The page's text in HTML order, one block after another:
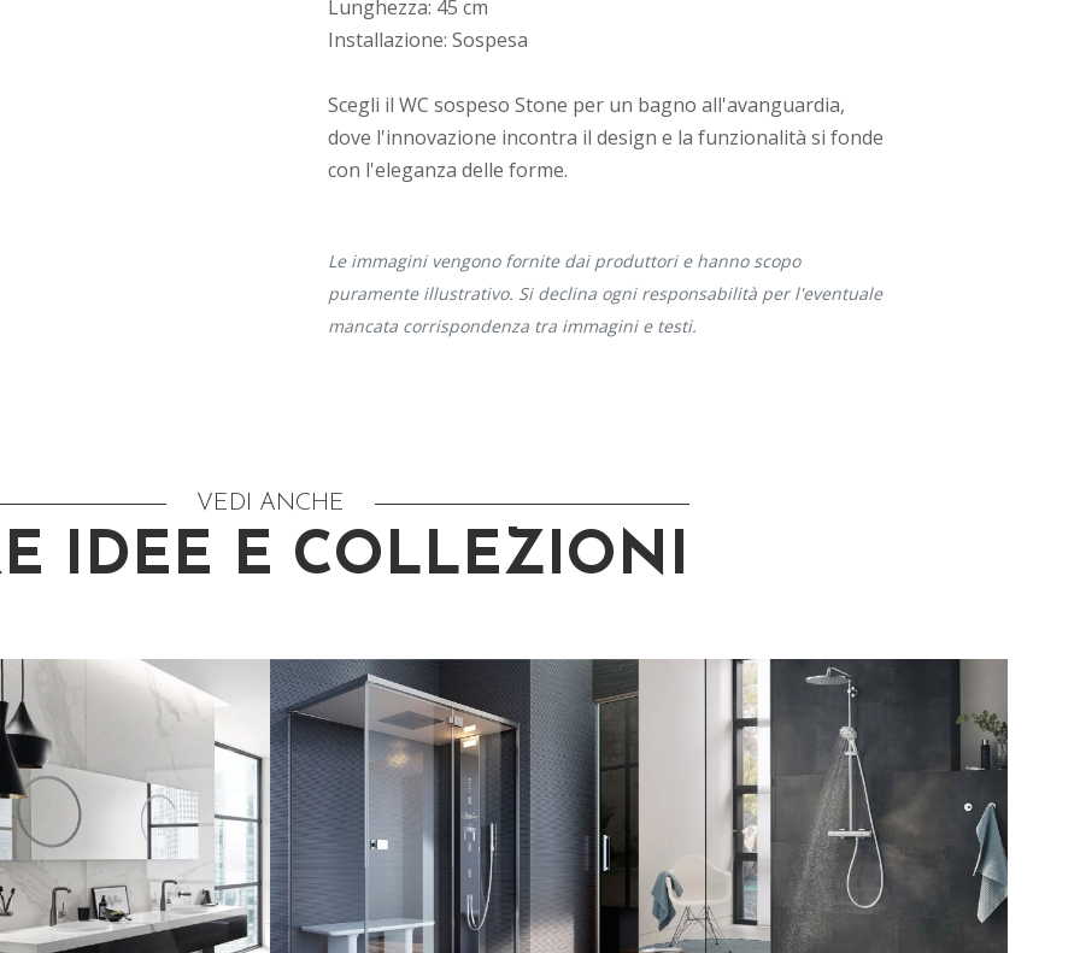
Lunghezza: 45 cm
Installazione: Sospesa
Scegli il WC sospeso Stone per un bagno all'avanguardia,
dove l'innovazione incontra il design e la funzionalità si fonde
con l'eleganza delle forme.
Le immagini vengono fornite dai produttori e hanno scopo
puramente illustrativo. Si declina ogni responsabilità per l'eventuale
mancata corrispondenza tra immagini e testi.
VEDI ANCHE
IDEE E COLLEZIONI